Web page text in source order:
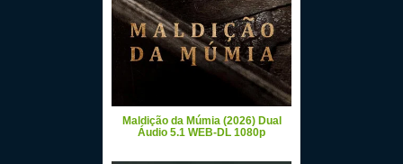
Maldição da Múmia (2026) Dual
Áudio 5.1 WEB-DL 1080p